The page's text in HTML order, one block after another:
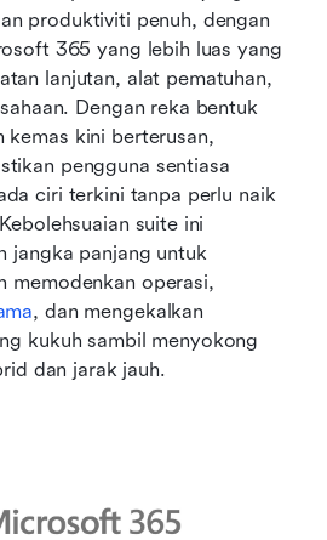
produktiviti penuh, dengan
365 yang lebih luas yang
lanjutan, alat pematuhan,
Dengan reka bentuk
kemas kini berterusan,
pengguna sentiasa
ciri terkini tanpa perlu naik
suite ini
jangka panjang untuk
, dan mengekalkan
kukuh sambil menyokong
dan jarak jauh.